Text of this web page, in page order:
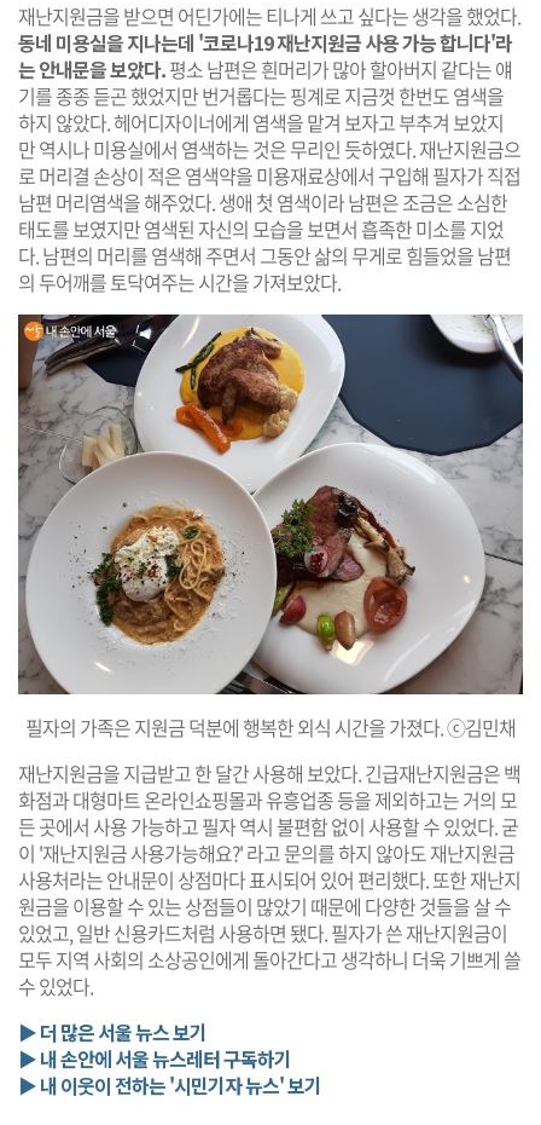
재난지원금을 받으면 어딘가에는 티나게 쓰고 싶다는 생각을 했었다.
동네 미용실을 지나는데 '코로나19 재난지원금 사용 가능 합니다'라
는 안내문을 보았다.평소 남편은 흰머리가 많아 할아버지 같다는 얘
기를 종종 듣곤 했었지만 번거롭다는 핑계로 지금껏 한번도 염색을
하지 않았다. 헤어디자이너에게 염색을 맡겨 보자고 부추겨 보았지
만 역시나 미용실에서 염색하는 것은 무리인 듯하였다. 재난지원금으
로 머리결 손상이 적은 염색약을 미용재료상에서 구입해 필자가 직접
남편 머리염색을 해주었다. 생애 첫 염색이라 남편은 조금은 소심한
태도를 보였지만 염색된 자신의 모습을 보면서 흡족한 미소를 지었
다. 남편의 머리를 염색해 주면서 그동안 삶의 무게로 힘들었을 남편
의 두어깨를 토닥여주는 시간을 가져보았다.
필자의 가족은 지원금 덕분에 행복한 외식 시간을 가졌다. ⓒ김민채
​재난지원금을 지급받고 한 달간 사용해 보았다. 긴급재난지원금은 백
화점과 대형마트 온라인쇼핑몰과 유흥업종 등을 제외하고는 거의 모
든 곳에서 사용 가능하고 필자 역시 불편함 없이 사용할 수 있었다. 굳
이 '재난지원금 사용가능해요?' 라고 문의를 하지 않아도 재난지원금
사용처라는 안내문이 상점마다 표시되어 있어 편리했다. 또한 재난지
원금을 이용할 수 있는 상점들이 많았기 때문에 다양한 것들을 살 수
있었고, 일반 신용카드처럼 사용하면 됐다. 필자가 쓴 재난지원금이
모두 지역 사회의 소상공인에게 돌아간다고 생각하니 더욱 기쁘게 쓸
수 있었다.
▶ 더 많은 서울 뉴스 보기
▶ 내 손안에 서울 뉴스레터 구독하기
▶ 내 이웃이 전하는 '시민기자 뉴스' 보기